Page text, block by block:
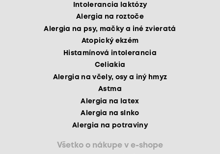
Intolerancia laktózy
Alergia na roztoče
Alergia na psy, mačky a iné zvieratá
Atopický ekzém
Histamínová intolerancia
Celiakia
Alergia na včely, osy a iný hmyz
Astma
Alergia na latex
Alergia na slnko
Alergia na potraviny
Všetko o nákupe v e-shope